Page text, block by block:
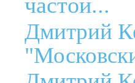
Дмитрий